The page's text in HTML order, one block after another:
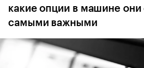
какие опции в машине они
самыми важными